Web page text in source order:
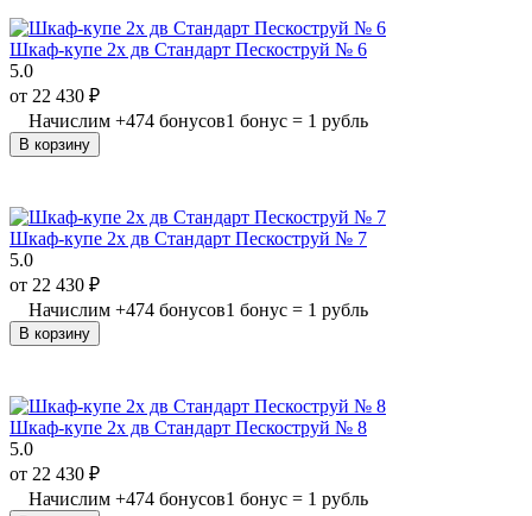
Шкаф-купе 2х дв Стандарт Пескоструй № 6
5.0
от 22 430 ₽
Начислим +474 бонусов1 бонус = 1 рубль
В корзину
Шкаф-купе 2х дв Стандарт Пескоструй № 7
5.0
от 22 430 ₽
Начислим +474 бонусов1 бонус = 1 рубль
В корзину
Шкаф-купе 2х дв Стандарт Пескоструй № 8
5.0
от 22 430 ₽
Начислим +474 бонусов1 бонус = 1 рубль